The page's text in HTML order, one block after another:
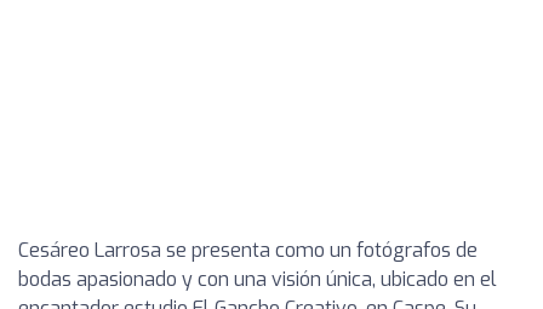
Cesáreo Larrosa se presenta como un fotógrafos de
bodas apasionado y con una visión única, ubicado en el